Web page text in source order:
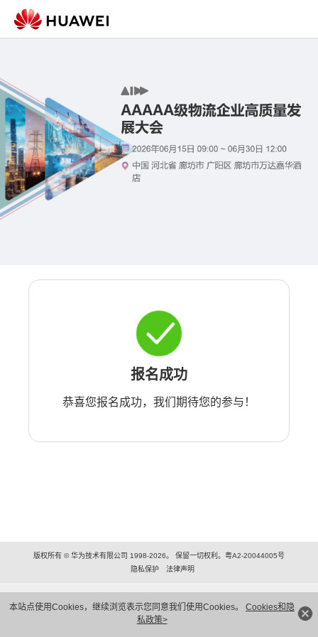
本站点使用Cookies，继续浏览表示您同意我们使用Cookies。 Cookies和隐
私政策>
报名成功
恭喜您报名成功，我们期待您的参与！
版权所有 © 华为技术有限公司 1998-2026。 保留一切权利。粤A2-20044005号
隐私保护
法律声明